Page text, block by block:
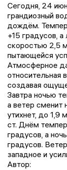
Сегодня, 24
грандиозный
дождём.
+15 градусов,
скоростью 2,5
пытающейся
Атмосферное
относительная
создавая
Завтра ночью
а ветер сменит
утихнет, до 1,9
ст. Днём
градусов, а
градусов.
западное и
Автор: